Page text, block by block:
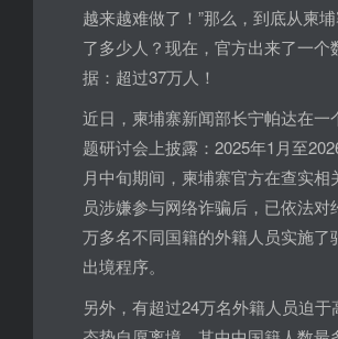
越来越难做了！”那么，到底从柬
了多少人？现在，官方出来了一个
据：超过37万人！
近日，柬埔寨新闻部长宁帕达在一
题研讨会上披露：2025年1月至
月中旬期间，柬埔寨官方在查实相
员涉嫌参与网络诈骗后，已依法对
万多名不同国籍的外籍人员实施了
出境程序。
另外，有超过24万名外籍人员迫于